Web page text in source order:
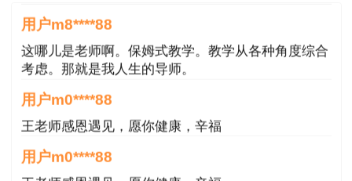
用户m8****88
这哪儿是老师啊。保姆式教学。教学从各种角度综合
考虑。那就是我人生的导师。
用户m0****88
王老师感恩遇见，愿你健康，辛福
用户m0****88